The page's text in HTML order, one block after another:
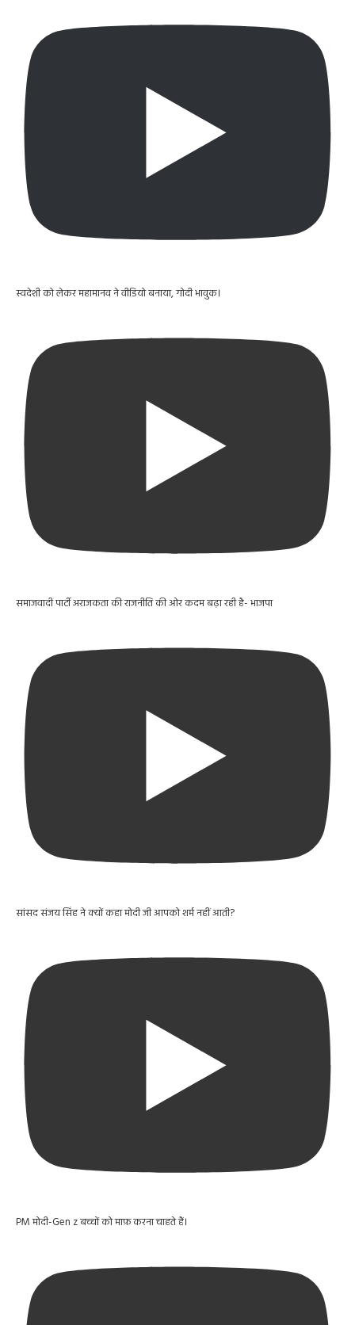
स्वदेशी को लेकर महामानव ने वीडियो बनाया, गोदी भावुक।
समाजवादी पार्टी अराजकता की राजनीति की ओर कदम बढ़ा रही है- भाजपा
सांसद संजय सिंह ने क्यों कहा मोदी जी आपको शर्म नहीं आती?
PM मोदी-Gen z बच्चों को माफ़ करना चाहते हैं।